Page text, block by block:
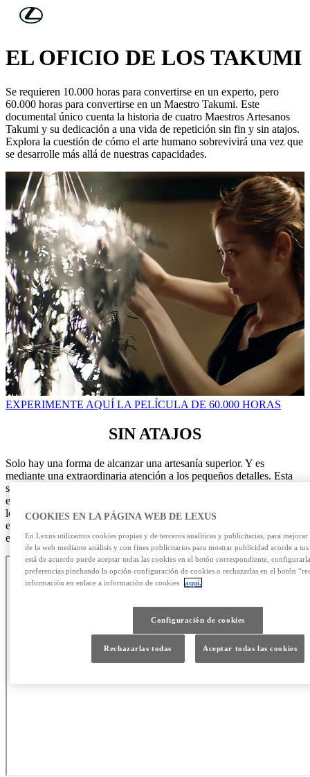
Skip to Main Content
DESCUBRA LEXUS
EL OFICIO DE LOS TAKUMI
Se requieren 10.000 horas para convertirse en un experto, pero
60.000 horas para convertirse en un Maestro Takumi. Este
documental único cuenta la historia de cuatro Maestros Artesanos
Takumi y su dedicación a una vida de repetición sin fin y sin atajos.
Explora la cuestión de cómo el arte humano sobrevivirá una vez que
se desarrolle más allá de nuestras capacidades.
EXPERIMENTE AQUÍ LA PELÍCULA DE 60.000 HORAS
SIN ATAJOS
Solo hay una forma de alcanzar una artesanía superior. Y es
mediante una extraordinaria atención a los pequeños detalles. Esta
serie repasa desde los conductores de pruebas, los cuales son
evaluados antes de iniciar su trabajo, hasta la habitación en la que
los futuros maestros Takumi ejercitan sus sentidos. En definitiva,
estos episodios son la constatación de que nada tiene una
elaboración comparable a la de un Lexus.
COOKIES EN LA PÁGINA WEB DE LEXUS
En Lexus utilizamos cookies propias y de terceros analíticas y publicitarias, para
de la web mediante análisis y con fines publicitarios para mostrar publicidad acorde a
está de acuerdo puede aceptar todas las cookies en el botón correspondiente,
preferencias pinchando la opción configuración de cookies o rechazarlas en el botón
información en enlace a información de cookies
aquí.
Configuración de cookies
Rechazarlas todas Aceptar todas las cookies